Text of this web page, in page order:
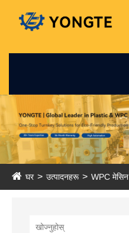
घर उत्पादनहरू WPC मेसिन